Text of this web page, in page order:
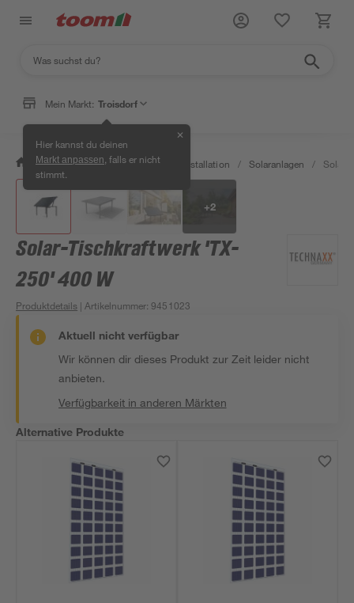
Mein Markt: Troisdorf
Hier kannst du deinen
Markt anpassen , falls er nicht
stimmt.
✕
/ Bauen & Renovieren / Elektroinstallation / Solaranlagen / Solar-
+2
Solar-Tischkraftwerk 'TX-
250' 400 W
Produktdetails | Artikelnummer:9451023
Aktuell nicht verfügbar
Wir können dir dieses Produkt zur Zeit leider nicht
anbieten.
Verfügbarkeit in anderen Märkten
Alternative Produkte